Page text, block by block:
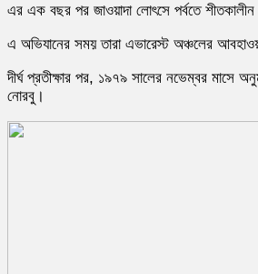
এর এক বছর পর জাওয়াদা লোৎসে পর্বতে
এ অভিযানের সময় তারা এভারেস্ট অঞ্চলের
দীর্ঘ প্রতীক্ষার পর, ১৯৭৯ সালের নভেম্বর মাসে
নোরবু।